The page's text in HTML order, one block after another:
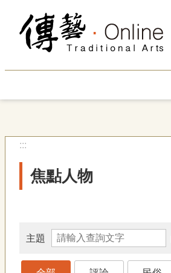
跳到主要內容區塊
:::
焦點人物
主題